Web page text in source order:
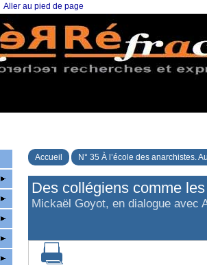
Aller au pied de page
Accueil N° 35 À l’école des anarchistes.
Des collégiens comme
Mickaël Goyot, en dialogue avec